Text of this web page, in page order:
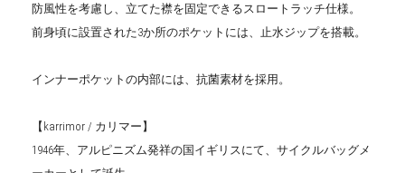
防風性を考慮し、立てた襟を固定できるスロートラッチ仕様。
前身頃に設置された3か所のポケットには、止水ジップを搭載。
インナーポケットの内部には、抗菌素材を採用。
【karrimor / カリマー】
1946年、アルピニズム発祥の国イギリスにて、サイクルバッグメ